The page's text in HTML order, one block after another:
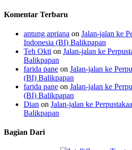
Komentar Terbaru
antung apriana on Jalan-jalan ke
Indonesia (BI) Balikpapan
Teh Okti on Jalan-jalan ke
Balikpapan
farida pane on Jalan-jalan ke
(BI) Balikpapan
farida pane on Jalan-jalan ke
(BI) Balikpapan
Dian on Jalan-jalan ke
Balikpapan
Bagian Dari